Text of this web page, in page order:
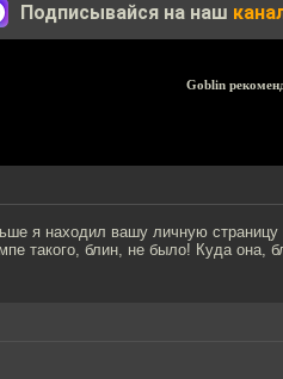
Подписывайся на наш
Goblin
я находил вашу личную
такого, блин, не было! Куда она,